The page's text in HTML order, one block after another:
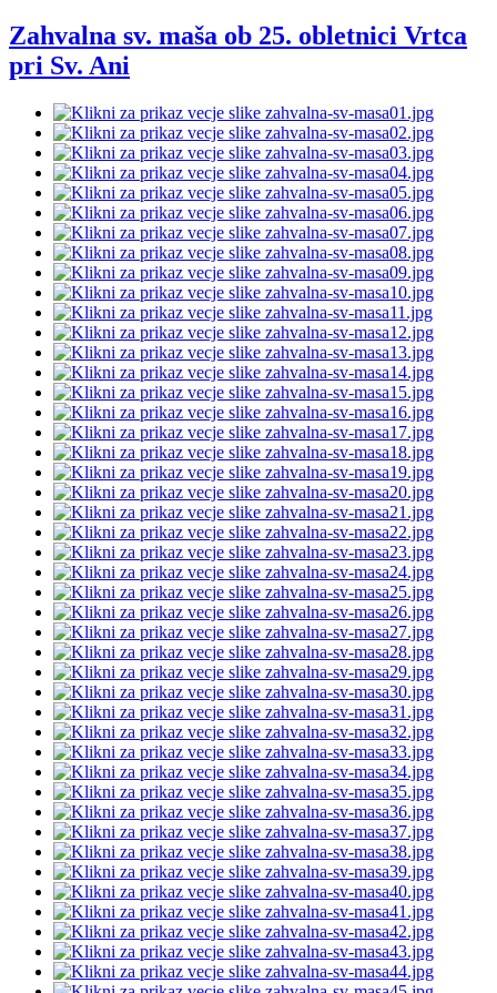
Zahvalna sv. maša ob 25. obletnici Vrtca
pri Sv. Ani